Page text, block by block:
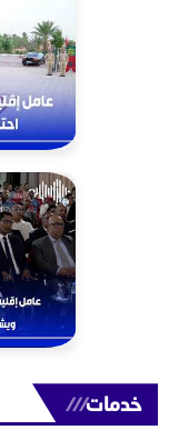
خدمات///